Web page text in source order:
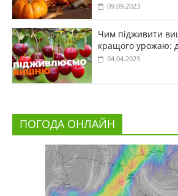
09.09.2023
Чим підживити
кращого урожаю:
04.04.2023
ПОГОДА ОНЛАЙН